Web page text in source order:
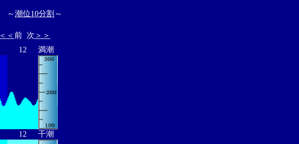
～潮位10分割 ～
＜＜ 前 次 ＞＞
12 満潮
12 干潮